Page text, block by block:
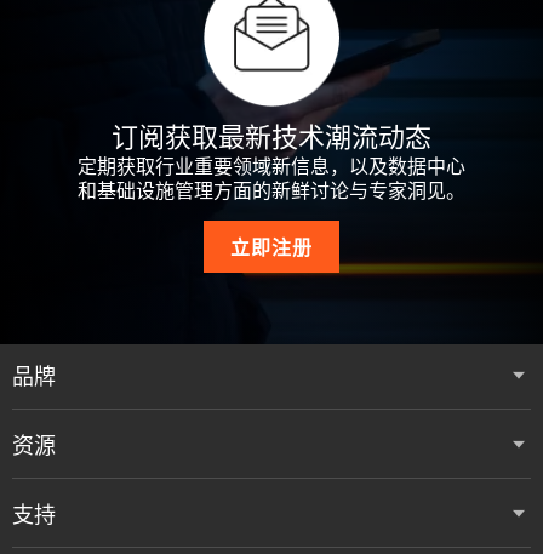
订阅获取最新技术潮流动态
定期获取行业重要领域新信息，以及数据中心
和基础设施管理方面的新鲜讨论与专家洞见。
立即注册
品牌
资源
支持